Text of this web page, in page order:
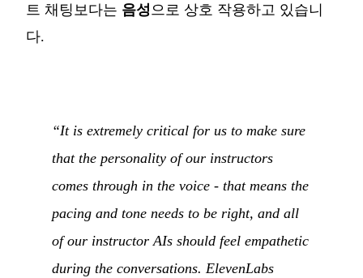
트 채팅보다는 음성 으로 상호 작용하고 있습니
다.
“It is extremely critical for us to make sure
that the personality of our instructors
comes through in the voice - that means the
pacing and tone needs to be right, and all
of our instructor AIs should feel empathetic
during the conversations. ElevenLabs